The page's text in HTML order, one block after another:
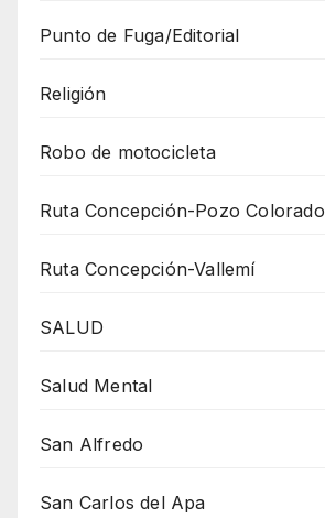
Punto de Fuga/Editorial
Religión
Robo de motocicleta
Ruta Concepción-Pozo Colorado
Ruta Concepción-Vallemí
SALUD
Salud Mental
San Alfredo
San Carlos del Apa